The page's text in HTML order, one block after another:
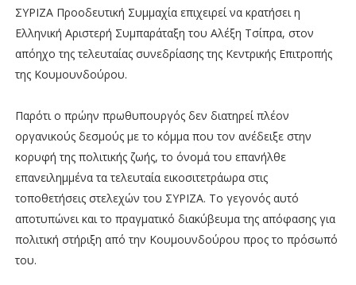
ΣΥΡΙΖΑ Προοδευτική Συμμαχία επιχειρεί να κρατήσει η
Ελληνική Αριστερή Συμπαράταξη του Αλέξη Τσίπρα, στον
απόηχο της τελευταίας συνεδρίασης της Κεντρικής Επιτροπής
της Κουμουνδούρου.
Παρότι ο πρώην πρωθυπουργός δεν διατηρεί πλέον
οργανικούς δεσμούς με το κόμμα που τον ανέδειξε στην
κορυφή της πολιτικής ζωής, το όνομά του επανήλθε
επανειλημμένα τα τελευταία εικοσιτετράωρα στις
τοποθετήσεις στελεχών του ΣΥΡΙΖΑ. Το γεγονός αυτό
αποτυπώνει και το πραγματικό διακύβευμα της απόφασης για
πολιτική στήριξη από την Κουμουνδούρου προς το πρόσωπό
του.